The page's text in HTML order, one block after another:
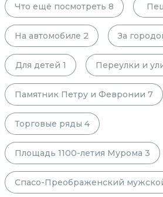
Что ещё посмотреть 8
На автомобиле 2 За
Для детей 1 Переулки и
Памятник Петру и Февронии 7
Торговые ряды 4
Площадь 1100-летия Мурома 3
Спасо-Преображенский